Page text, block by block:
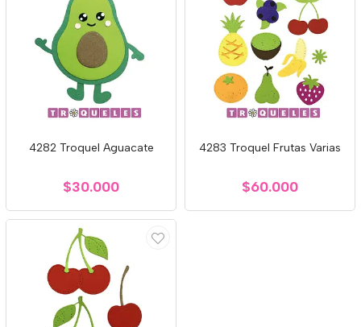
4282 Troquel Aguacate
$30.000
4283 Troquel Frutas Varias
$60.000